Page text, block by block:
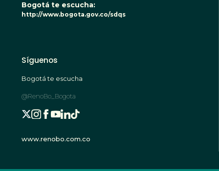
Bogotá te escucha:
http://www.bogota.gov.co/sdqs
Síguenos
Bogotá te escucha
@RenoBo_Bogota
www.renobo.com.co